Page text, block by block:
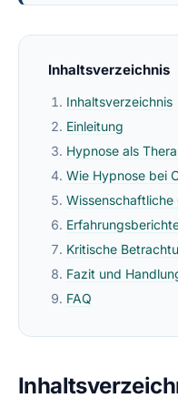
Inhaltsverzeichnis
Inhaltsverzeichnis
Einleitung
Hypnose als
Wie Hypnose bei
Wissenschaftliche
Kritische
Fazit und
FAQ